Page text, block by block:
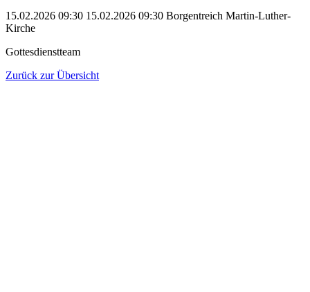
15.02.2026 09:30 15.02.2026 09:30 Borgentreich Martin-Luther-
Kirche
Gottesdienstteam
Zurück zur Übersicht